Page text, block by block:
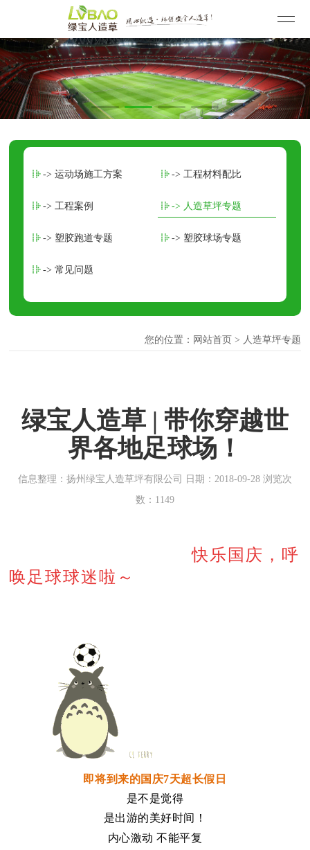
-> 运动场施工方案 -> 工程材料配比
-> 工程案例 -> 人造草坪专题
-> 塑胶跑道专题 -> 塑胶球场专题
-> 常见问题
您的位置： 网站首页> 人造草坪专题
绿宝人造草 | 带你穿越世
界各地足球场！
信息整理：扬州绿宝人造草坪有限公司 日期：2018-09-28 浏览次
数：1149
快乐国庆，呼
唤足球球迷啦～
即将到来的国庆7天超长假日
是不是觉得
是出游的美好时间！
内心激动 不能平复